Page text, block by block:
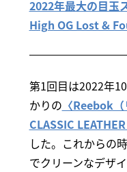
2022年最大の目玉
High OG Lost &
第1回目は2022年
かりの 〈Reebok
CLASSIC
した。これからの
でクリーンなデザ